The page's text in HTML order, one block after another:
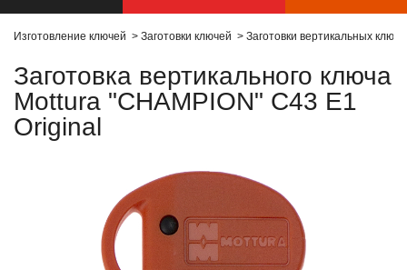
Изготовление ключей Заготовки ключей Заготовки вертикальных
Заготовка вертикального ключа
Mottura "CHAMPION" C43 E1
Original